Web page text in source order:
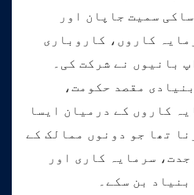
سمیت جاپان اور
کاروں، کاروباری
بانیوں نے شرکت کی۔
مقصد حکومت،
کاروں کے درمیان ایسا
تھا جو دونوں ممالک کے
سرمایہ کاری اور
بن سکے۔